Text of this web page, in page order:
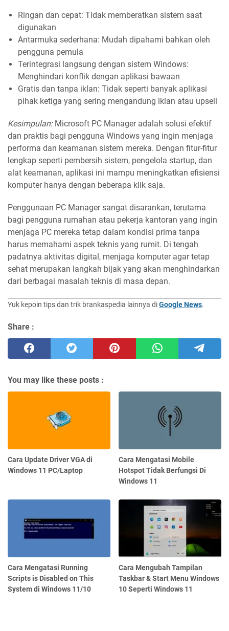
Ringan dan cepat: Tidak memberatkan sistem saat
digunakan
Antarmuka sederhana: Mudah dipahami bahkan oleh
pengguna pemula
Terintegrasi langsung dengan sistem Windows:
Menghindari konflik dengan aplikasi bawaan
Gratis dan tanpa iklan: Tidak seperti banyak aplikasi
pihak ketiga yang sering mengandung iklan atau upsell
Kesimpulan:Microsoft PC Manager adalah solusi efektif
dan praktis bagi pengguna Windows yang ingin menjaga
performa dan keamanan sistem mereka. Dengan fitur-fitur
lengkap seperti pembersih sistem, pengelola startup, dan
alat keamanan, aplikasi ini mampu meningkatkan efisiensi
komputer hanya dengan beberapa klik saja.
Penggunaan PC Manager sangat disarankan, terutama
bagi pengguna rumahan atau pekerja kantoran yang ingin
menjaga PC mereka tetap dalam kondisi prima tanpa
harus memahami aspek teknis yang rumit. Di tengah
padatnya aktivitas digital, menjaga komputer agar tetap
sehat merupakan langkah bijak yang akan menghindarkan
dari berbagai masalah teknis di masa depan.
Yuk kepoin tips dan trik brankaspedia lainnya diGoogle News.
Share :
You may like these posts :
Cara Update Driver VGA di
Windows 11 PC/Laptop
Cara Mengatasi Mobile
Hotspot Tidak Berfungsi Di
Windows 11
Cara Mengatasi Running
Scripts is Disabled on This
System di Windows 11/10
Cara Mengubah Tampilan
Taskbar & Start Menu Windows
10 Seperti Windows 11